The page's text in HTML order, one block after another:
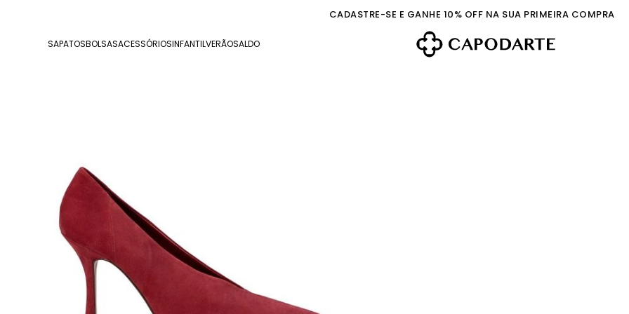
CADASTRE-SE E GANHE 10% OFF NA SUA PRIMEIRA COMPRA
SAPATOSBOLSASACESSÓRIOSINFANTILVERÃOSALDO